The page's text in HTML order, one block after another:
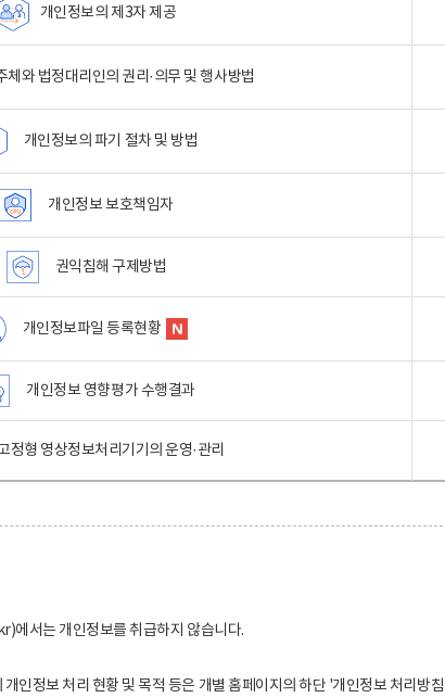
개인정보의 제3자 제공
체와 법정대리인의 권리·의무 및 행사방법
개인정보의 파기 절차 및 방법
개인정보 보호책임자
권익침해 구제방법
개인정보파일 등록현황
개인정보 영향평가 수행결과
정형 영상정보처리기기의 운영·관리
에서는 개인정보를 취급하지 않습니다.
인정보 처리 현황 및 목적 등은 개별 홈페이지의 하단 '개인정보 처리방